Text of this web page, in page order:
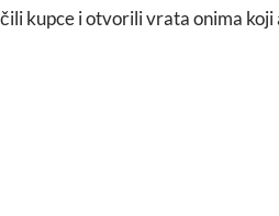
kupce i otvorili vrata onima